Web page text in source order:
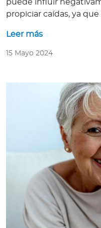
puede influir
propiciar caídas, ya
Leer más
15 Mayo 2024